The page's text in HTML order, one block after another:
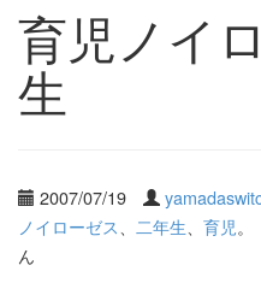
育児ノイ
生
2007/07/19
ノイローゼス
二年生 育児。
ん